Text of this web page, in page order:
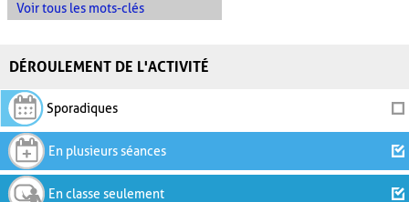
Voir tous les mots-clés
DÉROULEMENT DE L'ACTIVITÉ
Sporadiques
En plusieurs séances
En classe seulement